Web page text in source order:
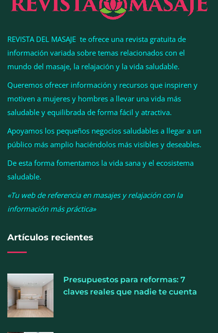
Cistitis en verano: hidratación, higiene y evitar la
humedad prolongada, claves para prevenir una de
las infecciones más frecuentes
REVISTA DEL MASAJE te ofrece una revista gratuita de
información variada sobre temas relacionados con el
mundo del masaje, la relajación y la vida saludable.
Queremos ofrecer información y recursos que inspiren y
motiven a mujeres y hombres a llevar una vida más
saludable y equilibrada de forma fácil y atractiva.
Apoyamos los pequeños negocios saludables a llegar a un
público más amplio haciéndolos más visibles y deseables.
De esta forma fomentamos la vida sana y el ecosistema
saludable.
«Tu web de referencia en masajes y relajación con la
información más práctica»
Artículos recientes
Presupuestos para reformas: 7
claves reales que nadie te cuenta